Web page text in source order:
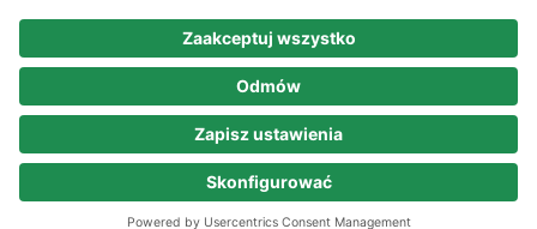
Prawa autorskie
© 2025 persona service AG & Co. KG
Wszelkie prawa zastrzeżone